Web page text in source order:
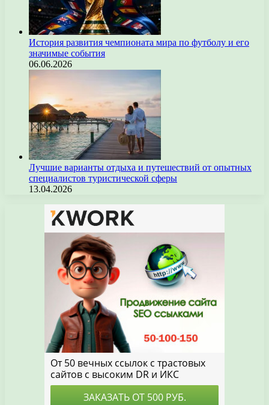
История развития чемпионата мира по футболу и его
значимые события
06.06.2026
Лучшие варианты отдыха и путешествий от опытных
специалистов туристической сферы
13.04.2026